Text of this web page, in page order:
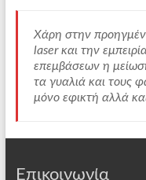
Χάρη στην
laser και την
επεμβάσεων η
τα γυαλιά και τους
μόνο εφικτή αλλά
Επικοινωνία